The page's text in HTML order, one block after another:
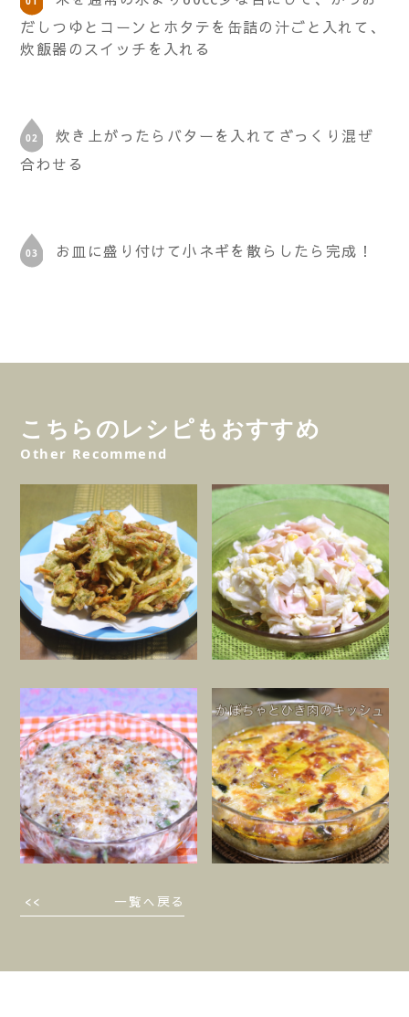
だしつゆとコーンとホタテを缶詰の汁ごと入れて、
炊飯器のスイッチを入れる
炊き上がったらバターを入れてざっくり混ぜ
合わせる
お皿に盛り付けて小ネギを散らしたら完成！
こちらのレシピもおすすめ
Other Recommend
一覧へ戻る